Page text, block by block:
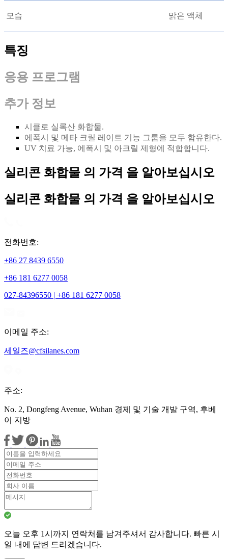
모습 맑은 액체
특징
응용 프로그램
추가 정보
시클로 실록산 화합물.
에폭시 및 메타 크릴 레이트 기능 그룹을 모두 함유한다.
UV 치료 가능, 에폭시 및 아크릴 제형에 적합합니다.
실리콘 화합물 의 가격 을 알아보십시오
실리콘 화합물 의 가격 을 알아보십시오
전화번호:
+86 27 8439 6550
+86 181 6277 0058
027-84396550 | +86 181 6277 0058
이메일 주소:
세일즈@cfsilanes.com
주소:
No. 2, Dongfeng Avenue, Wuhan 경제 및 기술 개발 구역, 후베
이 지방
오늘 오후 1시까지 연락처를 남겨주셔서 감사합니다. 빠른 시
일 내에 답변 드리겠습니다.